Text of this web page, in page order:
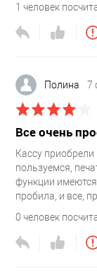
1 человек
Полина 7
Все очень
Кассу приобрели
пользуемся,
функции
пробила, и все,
0 человек